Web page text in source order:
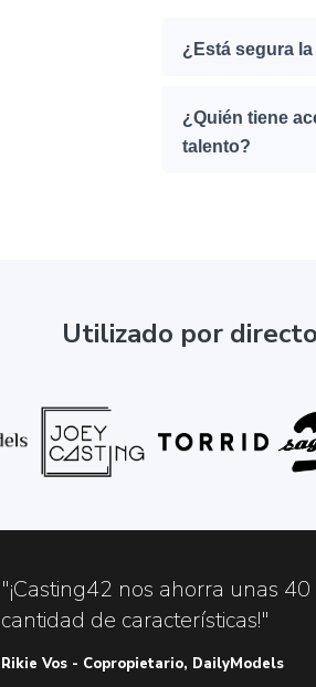
¿Está segura
¿Quién tiene
talento?
Utilizado por
"¡Casting42 nos ahorra unas
cantidad de características!"
Rikie Vos - Copropietario, DailyModels